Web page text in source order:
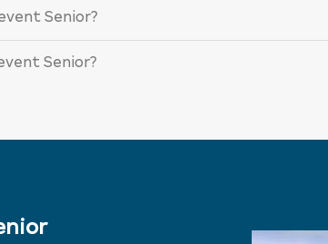
Senior?
Senior?